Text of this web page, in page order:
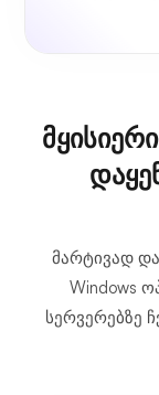
მარტივად
Windows
სერვერებზე